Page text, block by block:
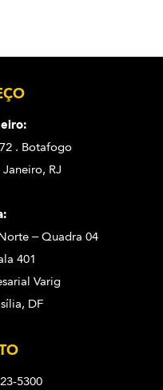
. Botafogo
RJ
– Quadra 04
401
Varig
DF
5300